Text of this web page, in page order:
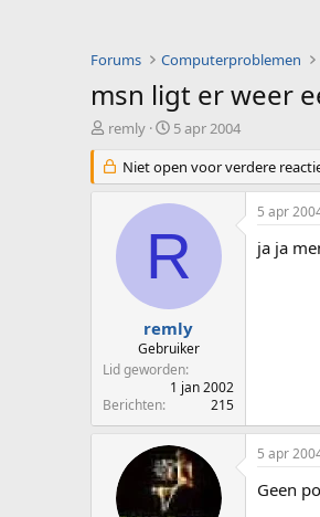
Forums Computerproblemen
msn ligt er weer
O
d
e
r
e
r
remly
S
a
r
t
a
t
m
5 apr 2004
Niet open voor verdere
R
remly
Gebruiker
Lid geworden
1 jan 2002
Berichten
215
5 apr
ja ja
5 apr
Geen